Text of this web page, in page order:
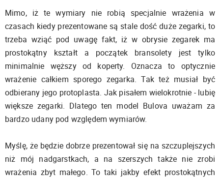
Mimo, iż te wymiary nie robią specjalnie wrażenia w
czasach kiedy prezentowane są stale dość duże zegarki, to
trzeba wziąć pod uwagę fakt, iż w obrysie zegarek ma
prostokątny kształt a początek bransolety jest tylko
minimalnie węższy od koperty. Oznacza to optycznie
wrażenie całkiem sporego zegarka. Tak też musiał być
odbierany jego protoplasta. Jak pisałem wielokrotnie - lubię
większe zegarki. Dlatego ten model Bulova uważam za
bardzo udany pod względem wymiarów.
Myślę, że będzie dobrze prezentował się na szczuplejszych
niż mój nadgarstkach, a na szerszych także nie zrobi
wrażenia zbyt małego. To taki jakby efekt prostokątnych